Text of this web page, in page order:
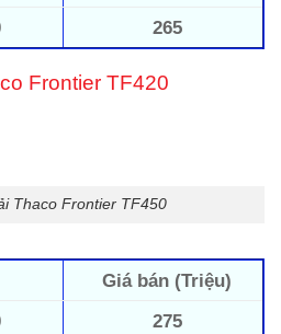
265
Frontier TF420
Thaco Frontier TF450
Giá bán (Triệu)
275